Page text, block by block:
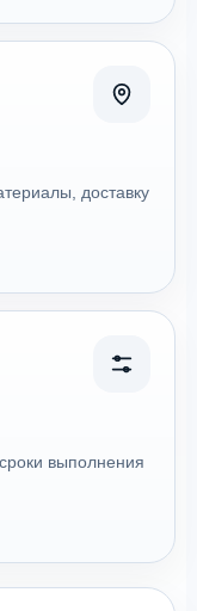
доставку
выполнения